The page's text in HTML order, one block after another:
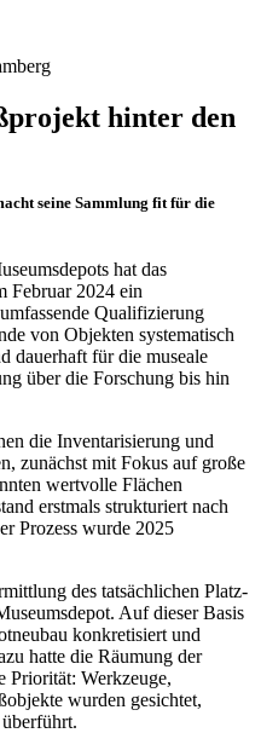
hinter den
seine Sammlung fit für die
hat das
Februar 2024 ein
Qualifizierung
von Objekten systematisch
dauerhaft für die museale
über die Forschung bis hin
die Inventarisierung und
zunächst mit Fokus auf große
wertvolle Flächen
erstmals strukturiert nach
Prozess wurde 2025
des tatsächlichen Platz-
Auf dieser Basis
konkretisiert und
hatte die Räumung der
Priorität: Werkzeuge,
wurden gesichtet,